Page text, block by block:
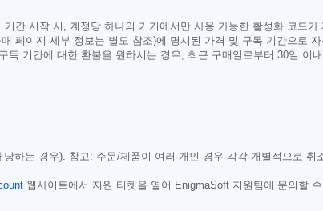
간 시작 시, 계정당 하나의 기기에서만 사용 가능한 활성화 코드가
페이지 세부 정보는 별도 참조)에 명시된 가격 및 구독 기간으로
기간에 대한 환불을 원하시는 경우, 최근 구매일로부터 30일 이
하는 경우). 참고: 주문/제품이 여러 개인 경우 각각 개별적으로 취
웹사이트에서 지원 티켓을 열어 EnigmaSoft 지원팀에 문의할